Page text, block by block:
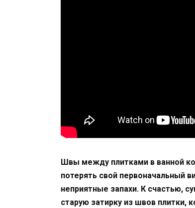
Швы между плитками в ванной
потерять свой первоначальный
неприятные запахи. К счастью,
старую затирку из швов плитки,